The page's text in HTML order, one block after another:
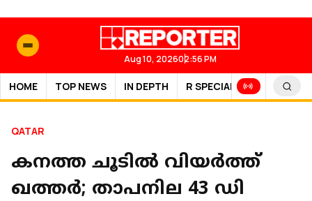
Aug 10, 202602:56 PM
HOME TOP NEWS IN DEPTH R SPECIAL SPORTS
QATAR
കനത്ത ചൂടിൽ വിയർത്ത്
ഖത്തർ; താപനില 43 ഡി​